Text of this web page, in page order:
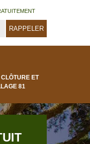
CLÔTURE ET
81